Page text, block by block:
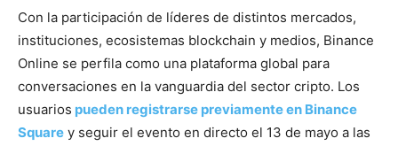
Con la participación de líderes de distintos mercados,
instituciones, ecosistemas blockchain y medios, Binance
Online se perfila como una plataforma global para
conversaciones en la vanguardia del sector cripto. Los
usuarios pueden registrarse previamente en Binance
Square y seguir el evento en directo el 13 de mayo a las